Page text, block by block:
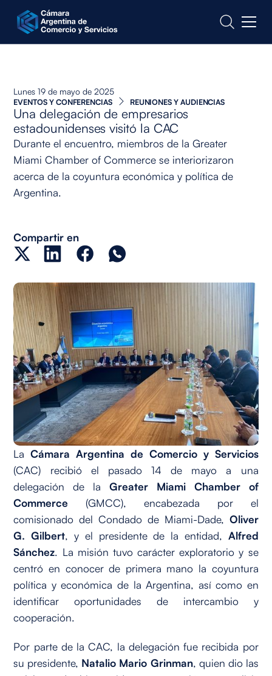
CONTACTO
Lunes 19 de mayo de 2025
EVENTOS Y CONFERENCIAS REUNIONES Y AUDIENCIAS
Una delegación de empresarios
estadounidenses visitó la CAC
Durante el encuentro, miembros de la Greater
Miami Chamber of Commerce se interiorizaron
acerca de la coyuntura económica y política de
Argentina.
Compartir en
La Cámara Argentina de Comercio y Servicios
(CAC) recibió el pasado 14 de mayo a una
delegación de la Greater Miami Chamber of
Commerce (GMCC), encabezada por el
comisionado del Condado de Miami-Dade, Oliver
G. Gilbert, y el presidente de la entidad, Alfred
Sánchez. La misión tuvo carácter exploratorio y se
centró en conocer de primera mano la coyuntura
política y económica de la Argentina, así como en
identificar oportunidades de intercambio y
cooperación.
Por parte de la CAC, la delegación fue recibida por
su presidente, Natalio Mario Grinman, quien dio las